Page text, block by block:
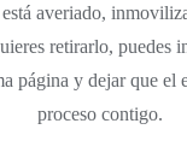
averiado,
retirarlo, puedes
página y dejar que el
proceso contigo.